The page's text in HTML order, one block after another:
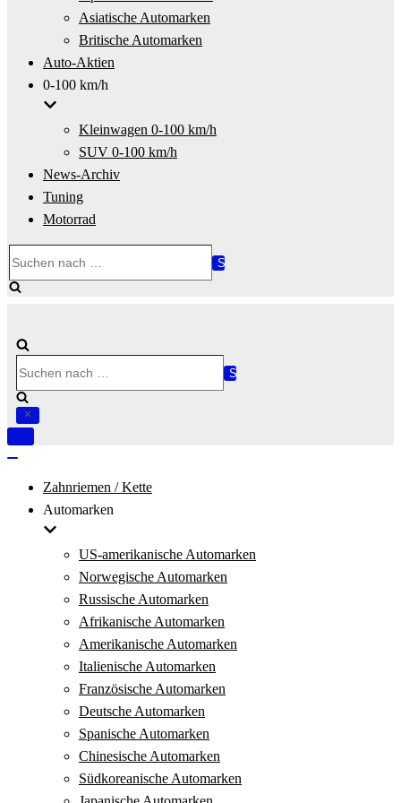
Asiatische Automarken
Britische Automarken
Auto-Aktien
0-100 km/h
Kleinwagen 0-100 km/h
SUV 0-100 km/h
News-Archiv
Tuning
Motorrad
nach …
nach …
Navigation
Zahnriemen / Kette
Automarken
US-amerikanische Automarken
Norwegische Automarken
Russische Automarken
Afrikanische Automarken
Amerikanische Automarken
Italienische Automarken
Französische Automarken
Deutsche Automarken
Spanische Automarken
Chinesische Automarken
Südkoreanische Automarken